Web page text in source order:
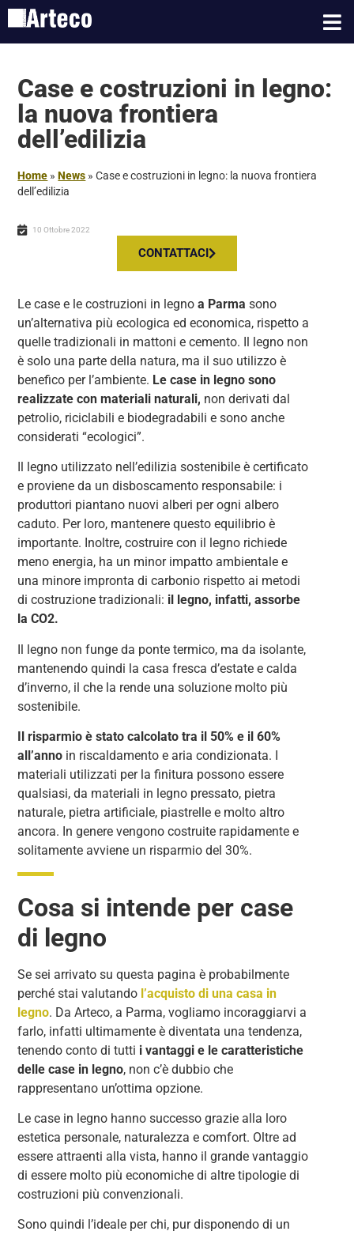
Case e costruzioni in legno:
la nuova frontiera
dell’edilizia
Home »News »Case e costruzioni in legno: la nuova frontiera
dell’edilizia
10 Ottobre 2022
CONTATTACI
Le case e le costruzioni in legnoa Parma sono
un’alternativa più ecologica ed economica, rispetto a
quelle tradizionali in mattoni e cemento. Il legno non
è solo una parte della natura, ma il suo utilizzo è
benefico per l’ambiente. Le case in legno sono
realizzate con materiali naturali, non derivati ​​dal
petrolio, riciclabili e biodegradabili e sono anche
considerati “ecologici”.
Il legno utilizzato nell’edilizia sostenibile è certificato
e proviene da un disboscamento responsabile: i
produttori piantano nuovi alberi per ogni albero
caduto. Per loro, mantenere questo equilibrio è
importante. Inoltre, costruire con il legno richiede
meno energia, ha un minor impatto ambientale e
una minore impronta di carbonio rispetto ai metodi
di costruzione tradizionali: il legno, infatti, assorbe
la CO2.
Il legno non funge da ponte termico, ma da isolante,
mantenendo quindi la casa fresca d’estate e calda
d’inverno, il che la rende una soluzione molto più
sostenibile.
Il risparmio è stato calcolato tra il 50% e il 60%
all’anno in riscaldamento e aria condizionata. I
materiali utilizzati per la finitura possono essere
qualsiasi, da materiali in legno pressato, pietra
naturale, pietra artificiale, piastrelle e molto altro
ancora. In genere vengono costruite rapidamente e
solitamente avviene un risparmio del 30%.
Cosa si intende per case
di legno
Se sei arrivato su questa pagina è probabilmente
perché stai valutando l’acquisto di una casa in
legno. Da Arteco, a Parma, vogliamo incoraggiarvi a
farlo, infatti ultimamente è diventata una tendenza,
tenendo conto di tutti i vantaggi e le caratteristiche
delle case in legno, non c’è dubbio che
rappresentano un’ottima opzione.
Le case in legno hanno successo grazie alla loro
estetica personale, naturalezza e comfort. Oltre ad
essere attraenti alla vista, hanno il grande vantaggio
di essere molto più economiche di altre tipologie di
costruzioni più convenzionali.
Sono quindi l’ideale per chi, pur disponendo di un